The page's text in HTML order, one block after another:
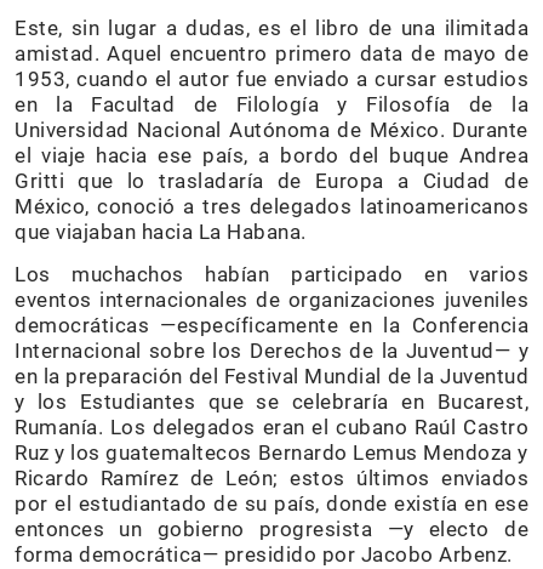
Este, sin lugar a dudas, es el libro de una ilimitada
amistad. Aquel encuentro primero data de mayo de
1953, cuando el autor fue enviado a cursar estudios
en la Facultad de Filología y Filosofía de la
Universidad Nacional Autónoma de México. Durante
el viaje hacia ese país, a bordo del buque Andrea
Gritti que lo trasladaría de Europa a Ciudad de
México, conoció a tres delegados latinoamericanos
que viajaban hacia La Habana.
Los muchachos habían participado en varios
eventos internacionales de organizaciones juveniles
democráticas —específicamente en la Conferencia
Internacional sobre los Derechos de la Juventud— y
en la preparación del Festival Mundial de la Juventud
y los Estudiantes que se celebraría en Bucarest,
Rumanía. Los delegados eran el cubano Raúl Castro
Ruz y los guatemaltecos Bernardo Lemus Mendoza y
Ricardo Ramírez de León; estos últimos enviados
por el estudiantado de su país, donde existía en ese
entonces un gobierno progresista —y electo de
forma democrática— presidido por Jacobo Arbenz.